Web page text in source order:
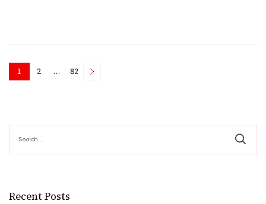
Posts
Page
1 Page
2 … Page
82
for:
Recent Posts